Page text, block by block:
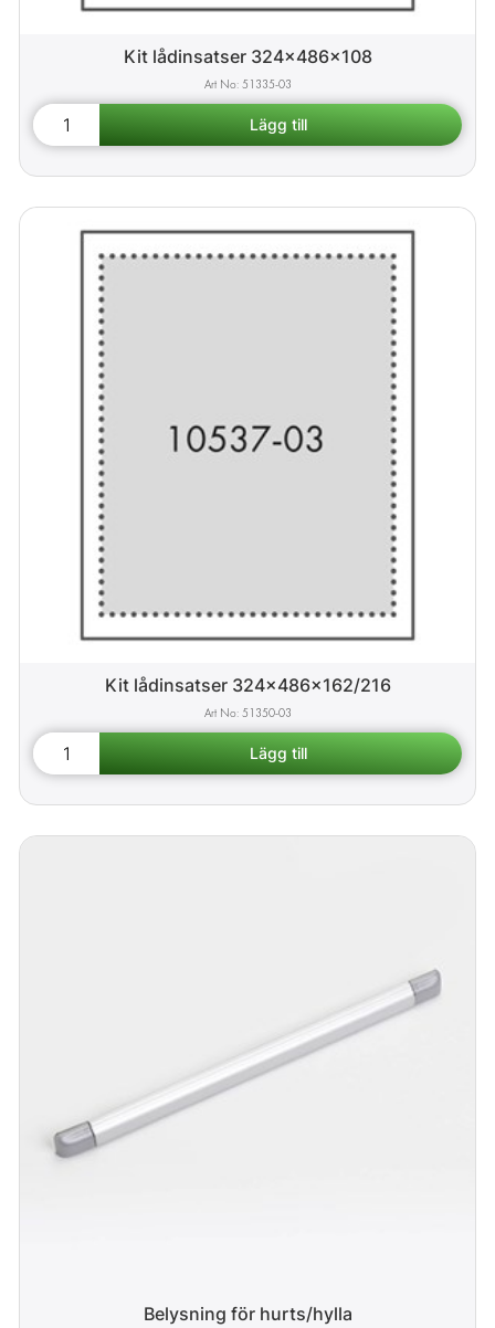
Kit lådinsatser 324x486x108
51335-03
Kit lådinsatser 324x486x162/216
51350-03
Belysning för hurts/hylla